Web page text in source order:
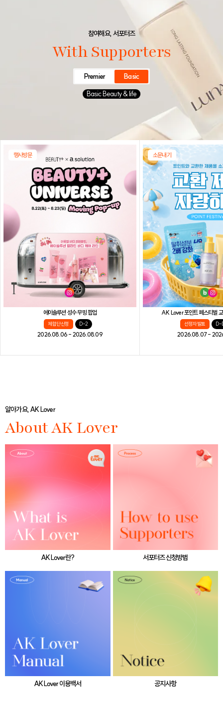
참여해요, 서포터즈
With Supporters
Premier
Basic
Basic Beauty & life
행사방문
에이솔루션 성수 무빙 팝업
체험단 신청 D-2
2026.08.06 - 2026.08.09
소문내기
AK Lover 포인트 페스티벌
선정자 발표 D-
2026.08.07 -
알아가요, AK Lover
About AK Lover
AK Lover란? 서포터즈 신청방법
AK Lover 이용백서 공지사항